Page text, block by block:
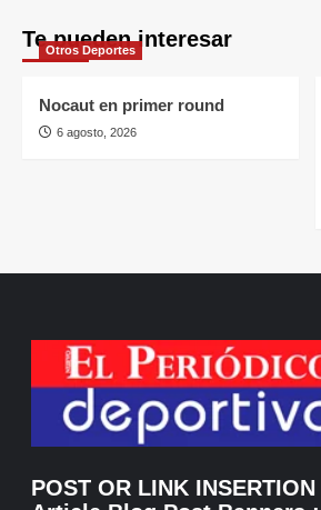
Te pueden interesar
Otros Deportes
Nocaut en primer round
6 agosto, 2026
POST OR LINK INSERTION